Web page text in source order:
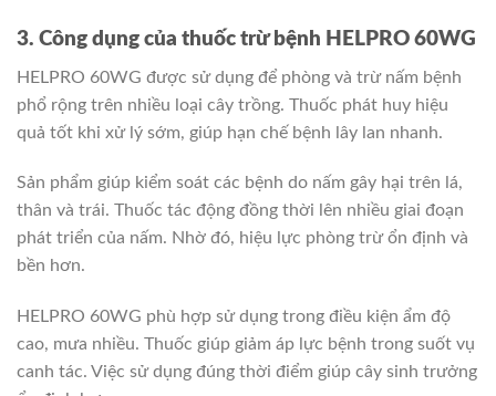
3. Công dụng của thuốc trừ bệnh HELPRO 60WG
HELPRO 60WG được sử dụng để phòng và trừ nấm bệnh
phổ rộng trên nhiều loại cây trồng. Thuốc phát huy hiệu
quả tốt khi xử lý sớm, giúp hạn chế bệnh lây lan nhanh.
Sản phẩm giúp kiểm soát các bệnh do nấm gây hại trên lá,
thân và trái. Thuốc tác động đồng thời lên nhiều giai đoạn
phát triển của nấm. Nhờ đó, hiệu lực phòng trừ ổn định và
bền hơn.
HELPRO 60WG phù hợp sử dụng trong điều kiện ẩm độ
cao, mưa nhiều. Thuốc giúp giảm áp lực bệnh trong suốt vụ
canh tác. Việc sử dụng đúng thời điểm giúp cây sinh trưởng